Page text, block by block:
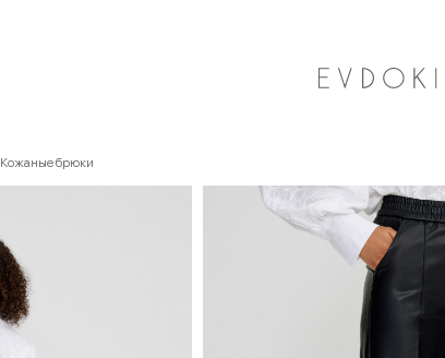
Кожаные брюки